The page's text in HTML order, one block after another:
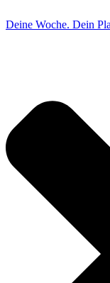
Deine Woche. Dein